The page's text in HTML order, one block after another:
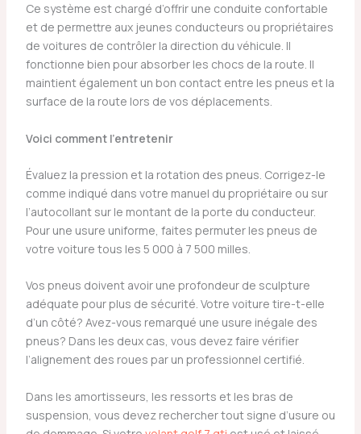
Ce système est chargé d’offrir une conduite confortable
et de permettre aux jeunes conducteurs ou propriétaires
de voitures de contrôler la direction du véhicule. Il
fonctionne bien pour absorber les chocs de la route. Il
maintient également un bon contact entre les pneus et la
surface de la route lors de vos déplacements.
Voici comment l’entretenir
Évaluez la pression et la rotation des pneus. Corrigez-le
comme indiqué dans votre manuel du propriétaire ou sur
l’autocollant sur le montant de la porte du conducteur.
Pour une usure uniforme, faites permuter les pneus de
votre voiture tous les 5 000 à 7 500 milles.
Vos pneus doivent avoir une profondeur de sculpture
adéquate pour plus de sécurité. Votre voiture tire-t-elle
d’un côté? Avez-vous remarqué une usure inégale des
pneus? Dans les deux cas, vous devez faire vérifier
l’alignement des roues par un professionnel certifié.
Dans les amortisseurs, les ressorts et les bras de
suspension, vous devez rechercher tout signe d’usure ou